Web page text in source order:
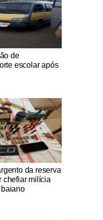
de
escolar após
da reserva
chefiar milícia